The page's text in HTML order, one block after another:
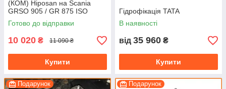
(КОМ) Hiposan на Scania
GRSO 905 / GR 875 ISO
(пневматична)
Готово до відправки
10 020 ₴ 11 090 ₴
Купити
Гідрофікація TATA
В наявності
від 35 960 ₴
Купити
Подарунок Подарунок